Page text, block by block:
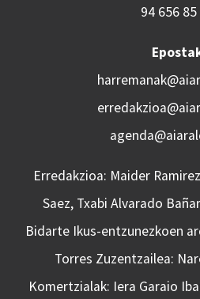
94 656 85
Erredakzioa: Maider
Saez, Txabi Alvarado
Bidarte Ikus-entzunezkoen
Torres Zuzentzailea:
Komertzialak: Iera Garaio